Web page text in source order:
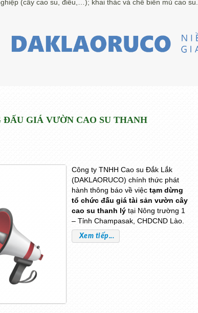
(cây cao su, điều,…); khai thác và chế biến mủ cao su.
GIÁ VƯỜN CAO SU THANH
Công ty TNHH Cao su Đắk Lắk
(DAKLAORUCO) chính thức phát
hành thông báo về việc tạm dừng
tổ chức đấu giá tài sản vườn cây
cao su thanh lý tại Nông trường 1
– Tỉnh Champasak, CHDCND Lào.
Xem tiếp...